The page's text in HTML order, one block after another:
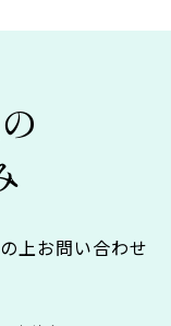
上お問い合わせ